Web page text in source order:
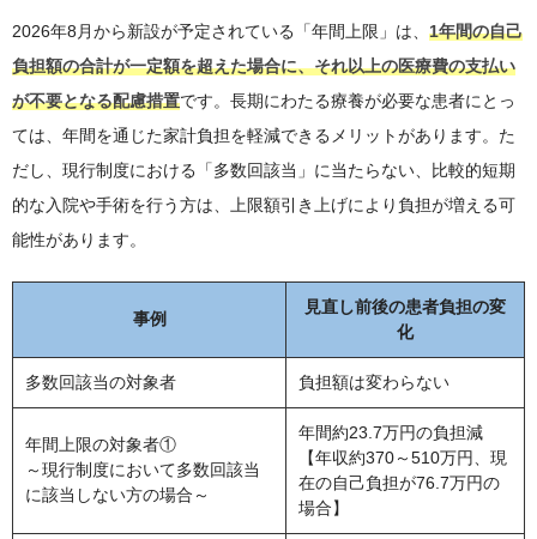
2026年8月から新設が予定されている「年間上限」は、 1年間の自己
負担額の合計が一定額を超えた場合に、それ以上の医療費の支払い
が不要となる配慮措置です。長期にわたる療養が必要な患者にとっ
ては、年間を通じた家計負担を軽減できるメリットがあります。た
だし、現行制度における「多数回該当」に当たらない、比較的短期
的な入院や手術を行う方は、上限額引き上げにより負担が増える可
能性があります。
事例
見直し前後の患者負担の変
化
多数回該当の対象者 負担額は変わらない
年間上限の対象者①
～現行制度において多数回該当
に該当しない方の場合～
年間約23.7万円の負担減
【年収約370～510万円、現
在の自己負担が76.7万円の
場合】